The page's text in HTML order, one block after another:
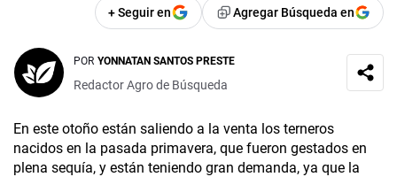
+ Seguir en Agregar Búsqueda en
POR YONNATAN SANTOS PRESTE
Redactor Agro de Búsqueda
En este otoño están saliendo a la venta los terneros
nacidos en la pasada primavera, que fueron gestados en
plena sequía, y están teniendo gran demanda, ya que la